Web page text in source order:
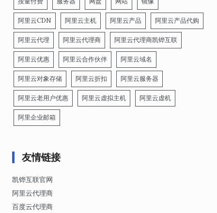
阿里云CDN 阿里云主机 阿里云产品 阿里云产品代购
阿里云代理 阿里云代理商 阿里云代理商凯铧互联
阿里云优惠 阿里云合作伙伴 阿里云域名
阿里云对象存储 阿里云折扣 阿里云服务器
阿里云老用户优惠 阿里云虚拟主机 阿里云虚机
阿里企业邮箱
友情链接
凯铧互联官网
阿里云代理商
百度云代理商